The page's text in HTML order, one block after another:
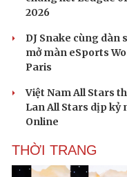
2026
DJ Snake cùng dàn
mở màn eSports
Paris
Việt Nam All Stars
Lan All Stars dịp kỷ
Online
THỜI TRANG